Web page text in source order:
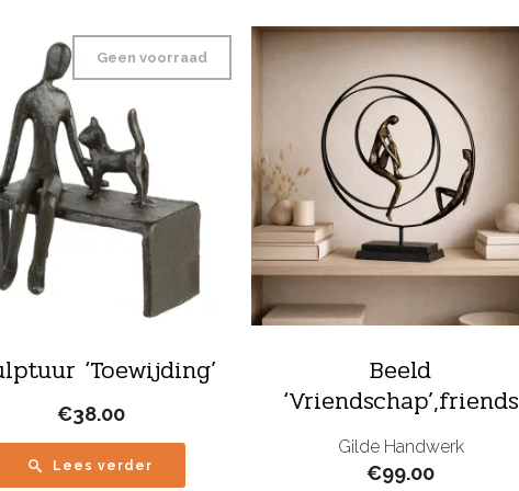
‘Toewijding’
Geen voorraad
€38.00
Lees verder
Beeld
‘Vriendschap’,friends
Gilde Handwerk
€99.00